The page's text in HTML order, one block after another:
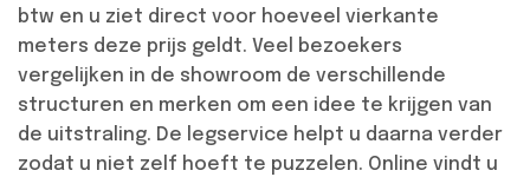
btw en u ziet direct voor hoeveel vierkante
meters deze prijs geldt. Veel bezoekers
vergelijken in de showroom de verschillende
structuren en merken om een idee te krijgen van
de uitstraling. De legservice helpt u daarna verder
zodat u niet zelf hoeft te puzzelen. Online vindt u